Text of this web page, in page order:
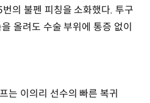
의 불펜 피칭을 소화했다. 투구
올려도 수술 부위에 통증 없이
는 이의리 선수의 빠른 복귀